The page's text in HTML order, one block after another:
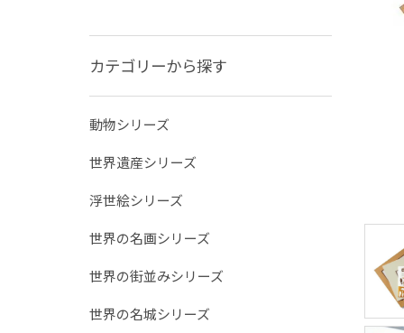
カテゴリーから探す
動物シリーズ
世界遺産シリーズ
浮世絵シリーズ
世界の名画シリーズ
世界の街並みシリーズ
世界の名城シリーズ